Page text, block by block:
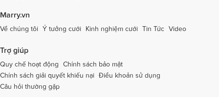
Dịch vụ cưới tại Thái Bình Dịch vụ cưới tại Thanh Hóa
Dịch vụ cưới tại Thừa Thiên - Huế
Dịch vụ cưới tại An Giang Dịch vụ cưới tại Trà Vinh
Dịch vụ cưới tại Tuyên Quang
Marry.vn
Về chúng tôi Ý tưởng cưới Kinh nghiệm cưới Tin Tức Video
Trợ giúp
Quy chế hoạt động
Chính sách bảo mật
Chính sách giải quyết khiếu nại Điều khoản sử dụng
Câu hỏi thường gặp